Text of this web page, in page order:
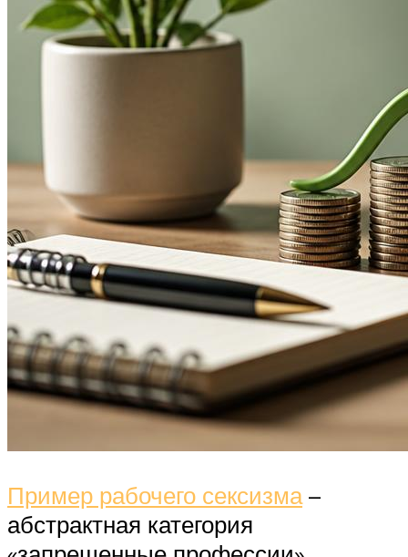
Пример рабочего сексизма–
абстрактная категория